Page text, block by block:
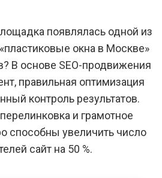
появлялась одной из
окна в Москве»
В основе SEO-продвижения
правильная оптимизация
контроль результатов.
и грамотное
способны увеличить число
сайт на 50 %.